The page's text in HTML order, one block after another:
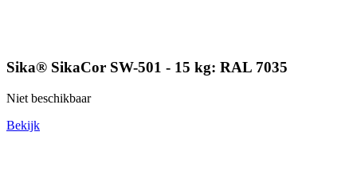
Sika® SikaCor SW-501 - 15 kg: RAL 7035
Niet beschikbaar
Bekijk